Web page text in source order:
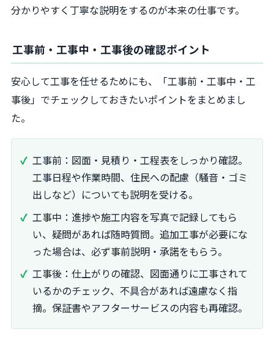
分かりやすく丁寧な説明をするのが本来の仕事です。
工事前・工事中・工事後の確認ポイント
安心して工事を任せるためにも、「工事前・工事中・工
事後」でチェックしておきたいポイントをまとめまし
た。
工事前：図面・見積り・工程表をしっかり確認。
工事日程や作業時間、住民への配慮（騒音・ゴミ
出しなど）についても説明を受ける。
工事中：進捗や施工内容を写真で記録してもら
い、疑問があれば随時質問。追加工事が必要にな
った場合は、必ず事前説明・承諾をもらう。
工事後：仕上がりの確認、図面通りに工事されて
いるかのチェック、不具合があれば遠慮なく指
摘。保証書やアフターサービスの内容も再確認。